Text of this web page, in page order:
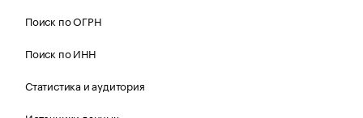
Поиск по ОГРН
Поиск по ИНН
Статистика и аудитория